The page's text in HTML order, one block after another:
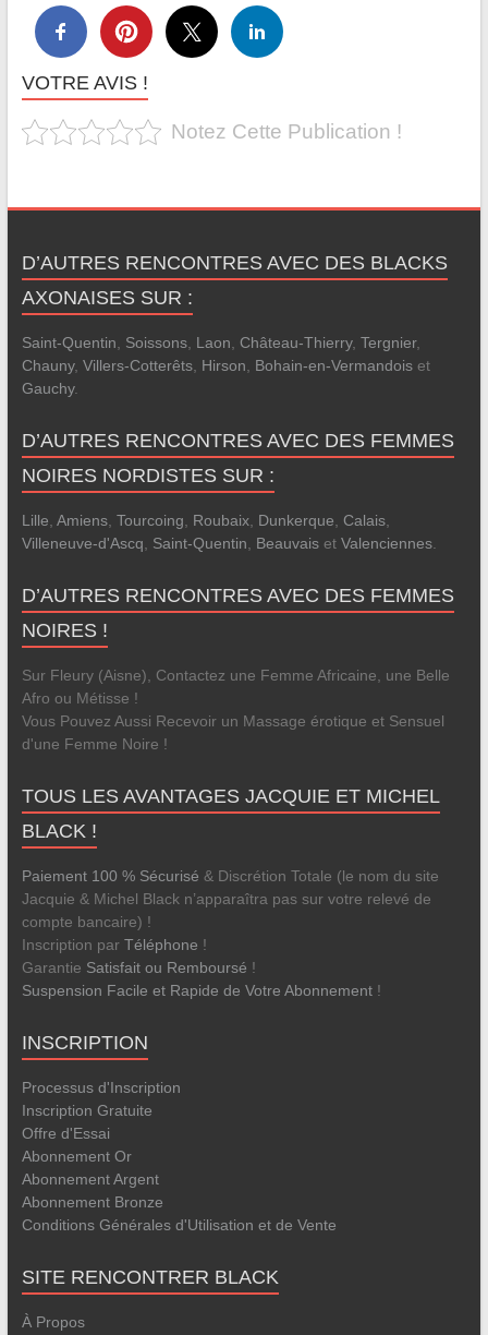
VOTRE AVIS !
Notez Cette Publication !
D’AUTRES RENCONTRES AVEC DES BLACKS
AXONAISES SUR :
Saint-Quentin Soissons, Laon Château-Thierry, Tergnier,
Chauny, Villers-Cotterêts, Hirson Bohain-en-Vermandoiset
Gauchy.
D’AUTRES RENCONTRES AVEC DES FEMMES
NOIRES NORDISTES SUR :
Lille Amiens, Tourcoing Roubaix, Dunkerque Calais,
Villeneuve-d'Ascq
Saint-Quentin Beauvaiset Valenciennes.
D’AUTRES RENCONTRES AVEC DES FEMMES
NOIRES !
Sur Fleury (Aisne), Contactez une Femme Africaine, une Belle
Afro ou Métisse !
Vous Pouvez Aussi Recevoir un Massage érotique et Sensuel
d'une Femme Noire !
TOUS LES AVANTAGES JACQUIE ET MICHEL
BLACK !
Paiement 100 % Sécurisé & Discrétion Totale (le nom du site
Jacquie & Michel Black n’apparaîtra pas sur votre relevé de
compte bancaire) !
Inscription par Téléphone !
Garantie Satisfait ou Remboursé !
Suspension Facile et Rapide de Votre Abonnement!
INSCRIPTION
Processus d'Inscription
Inscription Gratuite
Offre d'Essai
Abonnement Or
Abonnement Argent
Abonnement Bronze
Conditions Générales d'Utilisation et de Vente
SITE RENCONTRER BLACK
À Propos